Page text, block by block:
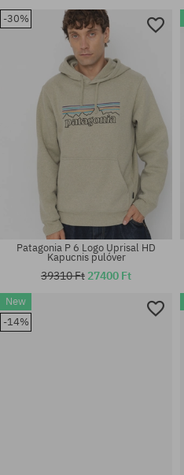
Elérhető méretek:
M; L; XL; XXL
Elérhető méretek:
M; L
-30%
Patagonia P 6 Logo Uprisal HD
Kapucnis pulóver
39310 Ft 27400 Ft
New
-14%